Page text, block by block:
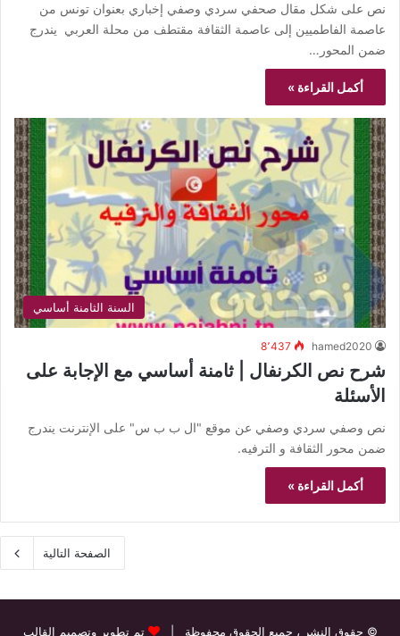
نص على شكل مقال صحفي سردي وصفي إخباري بعنوان تونس من
عاصمة الفاطميين إلى عاصمة الثقافة مقتطف من محلة العربي يندرج
ضمن المحور…
أكمل القراءة »
السنة الثامنة أساسي
hamed2020 8٬437
شرح نص الكرنفال | ثامنة أساسي مع الإجابة على
الأسئلة
نص وصفي سردي وصفي عن موقع "ال ب ب س" على الإنترنت يندرج
ضمن محور الثقافة و الترفيه.
أكمل القراءة »
الصفحة التالية
© حقوق النشر ، جميع الحقوق محفوظة | تم تطوير وتصميم القالب